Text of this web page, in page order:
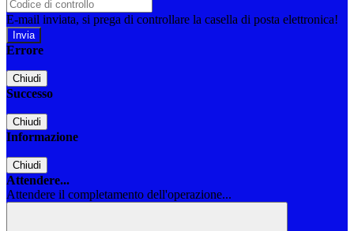
E-mail inviata, si prega di controllare la casella di posta elettronica!
Errore
Chiudi
Successo
Chiudi
Informazione
Chiudi
Attendere...
Attendere il completamento dell'operazione...